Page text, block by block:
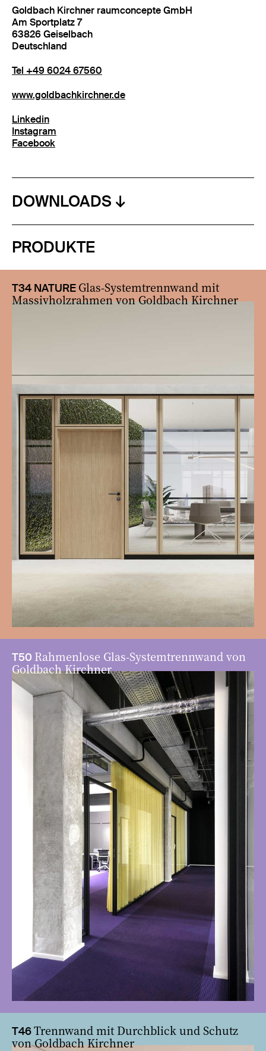
Goldbach Kirchner raumconcepte GmbH
Am Sportplatz 7
63826 Geiselbach
Deutschland
Tel +49 6024 67560
www.goldbachkirchner.de
Linkedin
Instagram
Facebook
DOWNLOADS
PRODUKTE
T34 NATURE Glas-Systemtrennwand mit
Massivholzrahmen von Goldbach Kirchner
T50 Rahmenlose Glas-Systemtrennwand von
Goldbach Kirchner
T46Trennwand mit Durchblick und Schutz
von Goldbach Kirchner